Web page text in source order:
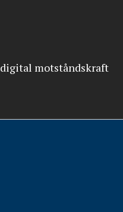
digital motståndskraft